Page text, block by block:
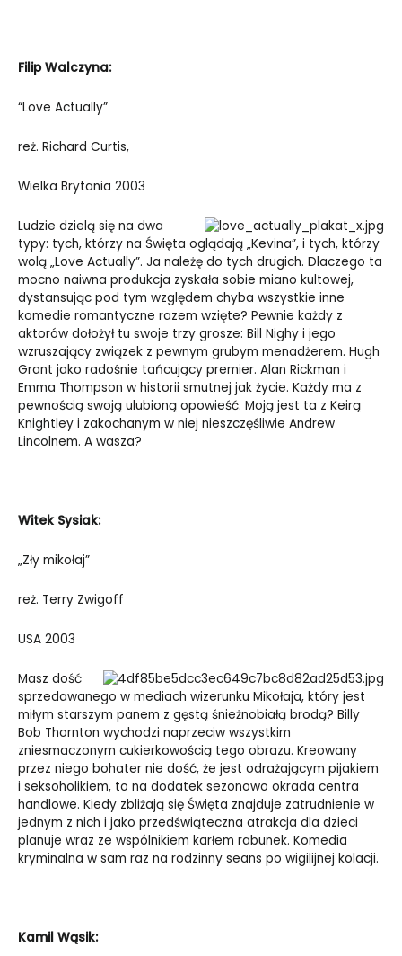
Filip Walczyna:
“Love Actually”
reż. Richard Curtis,
Wielka Brytania 2003
Ludzie dzielą się na dwa
typy: tych, którzy na Święta oglądają „Kevina”, i tych, którzy
wolą „Love Actually”. Ja należę do tych drugich. Dlaczego ta
mocno naiwna produkcja zyskała sobie miano kultowej,
dystansując pod tym względem chyba wszystkie inne
komedie romantyczne razem wzięte? Pewnie każdy z
aktorów dołożył tu swoje trzy grosze: Bill Nighy i jego
wzruszający związek z pewnym grubym menadżerem. Hugh
Grant jako radośnie tańcujący premier. Alan Rickman i
Emma Thompson w historii smutnej jak życie. Każdy ma z
pewnością swoją ulubioną opowieść. Moją jest ta z Keirą
Knightley i zakochanym w niej nieszczęśliwie Andrew
Lincolnem. A wasza?
Witek Sysiak:
„Zły mikołaj”
reż. Terry Zwigoff
USA 2003
Masz dość
sprzedawanego w mediach wizerunku Mikołaja, który jest
miłym starszym panem z gęstą śnieżnobiałą brodą? Billy
Bob Thornton wychodzi naprzeciw wszystkim
zniesmaczonym cukierkowością tego obrazu. Kreowany
przez niego bohater nie dość, że jest odrażającym pijakiem
i seksoholikiem, to na dodatek sezonowo okrada centra
handlowe. Kiedy zbliżają się Święta znajduje zatrudnienie w
jednym z nich i jako przedświąteczna atrakcja dla dzieci
planuje wraz ze wspólnikiem karłem rabunek. Komedia
kryminalna w sam raz na rodzinny seans po wigilijnej kolacji.
Kamil Wąsik: